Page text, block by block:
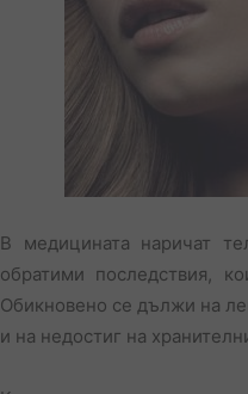
В медицината наричат
обратими последствия,
Обикновено се дължи на
и на недостиг на